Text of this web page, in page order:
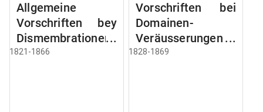
Allgemeine
Vorschriften bey
Dismembrationen
Domainen-
1821-1866
Vorschriften bei
Domainen-
Veräusserungen
und
1828-1869